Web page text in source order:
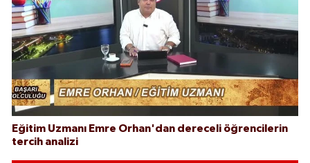
Eğitim Uzmanı Emre Orhan'dan dereceli öğrencilerin
tercih analizi